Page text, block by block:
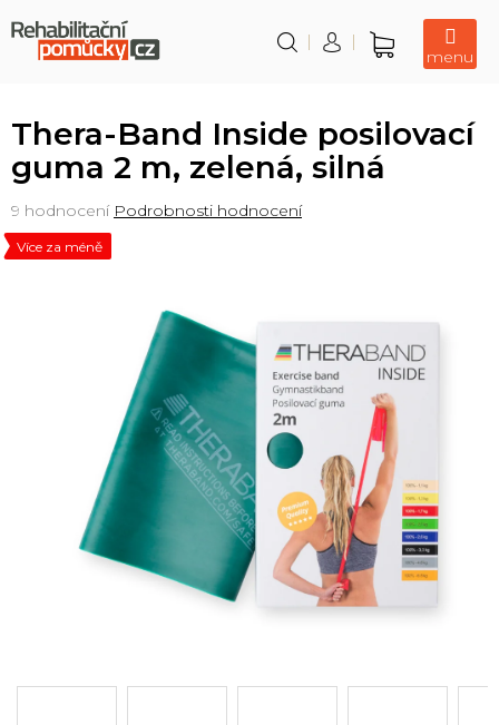
na
obsah
Nákupní
Thera-Band Inside posilovací
guma 2 m, zelená, silná
Více za méně
Průměrné
hodnocení
produktu
9 hodnocení Podrobnosti hodnocení